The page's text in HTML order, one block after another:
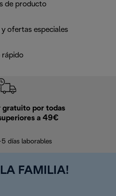
de producto
y ofertas especiales
rápido
gratuito por todas
a 49€
5 días laborables
LA FAMILIA!